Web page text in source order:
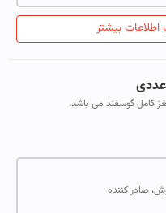
بیشتر
کامل گوسفند می باشد.
صادر کننده